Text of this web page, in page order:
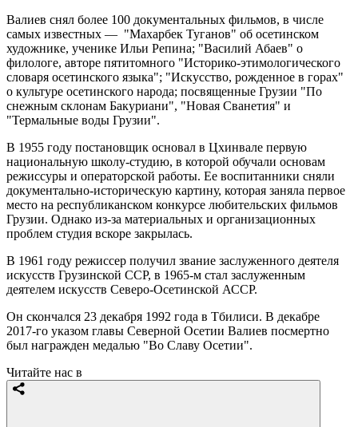
Валиев снял более 100 документальных фильмов, в числе
самых известных — "Махарбек Туганов" об осетинском
художнике, ученике Ильи Репина; "Василий Абаев" о
филологе, авторе пятитомного "Историко-этимологического
словаря осетинского языка"; "Искусство, рожденное в горах"
о культуре осетинского народа; посвященные Грузии "По
снежным склонам Бакуриани", "Новая Сванетия" и
"Термальные воды Грузии".
В 1955 году постановщик основал в Цхинвале первую
национальную школу-студию, в которой обучали основам
режиссуры и операторской работы. Ее воспитанники сняли
документально-историческую картину, которая заняла первое
место на республиканском конкурсе любительских фильмов
Грузии. Однако из-за материальных и организационных
проблем студия вскоре закрылась.
В 1961 году режиссер получил звание заслуженного деятеля
искусств Грузинской ССР, в 1965-м стал заслуженным
деятелем искусств Северо-Осетинской АССР.
Он скончался 23 декабря 1992 года в Тбилиси. В декабре
2017-го указом главы Северной Осетии Валиев посмертно
был награжден медалью "Во Славу Осетии".
Читайте нас в